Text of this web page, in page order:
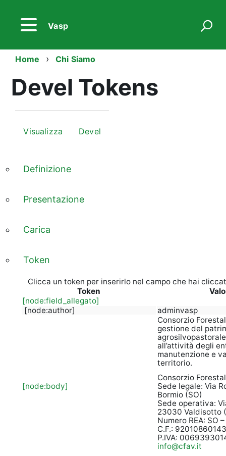
contenuto
Vasp
Briciole
di
pane
Home Chi Siamo
Devel Tokens
primarie
Visualizza Devel
Schede
Definizione
Presentazione
Carica
Token
Clicca un token per inserirlo nel campo che hai
Token
[node:field_allegato]
[node:author]
adminvasp
[node:body]
Consorzio
gestione del
all’attività degli
manutenzione e
territorio.
Consorzio
Sede legale: Via
Bormio (SO)
Sede operativa:
23030 Valdisotto
Numero REA: SO
C.F.:
P.IVA:
info@cfav.it